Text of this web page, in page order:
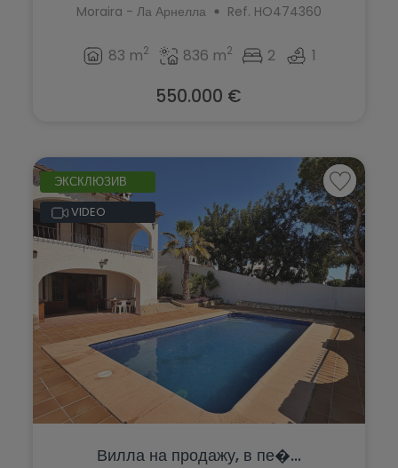
Moraira - Ла Арнелла Ref. HO474360
83 m2 836 m2 2 1
550.000 €
ЭКСКЛЮЗИВ
VIDEO
Вилла на продажу, в пе�...